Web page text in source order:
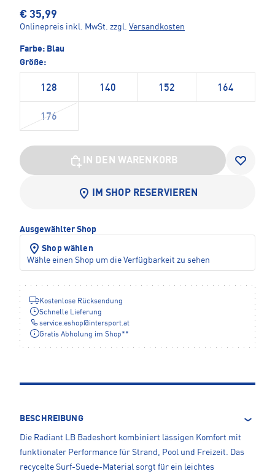
€ 35,99
Onlinepreis inkl. MwSt. zzgl. Versandkosten
Farbe: Blau
Größe:
128 140 152 164
176
IN DEN WARENKORB
IM SHOP RESERVIEREN
Ausgewählter Shop
Shop wählen
Wähle einen Shop um die Verfügbarkeit zu sehen
Kostenlose Rücksendung
Schnelle Lieferung
service.eshop@intersport.at
Gratis Abholung im Shop**
BESCHREIBUNG
Die Radiant LB Badeshort kombiniert lässigen Komfort mit
funktionaler Performance für Strand, Pool und Freizeit. Das
recycelte Surf-Suede-Material sorgt für ein leichtes